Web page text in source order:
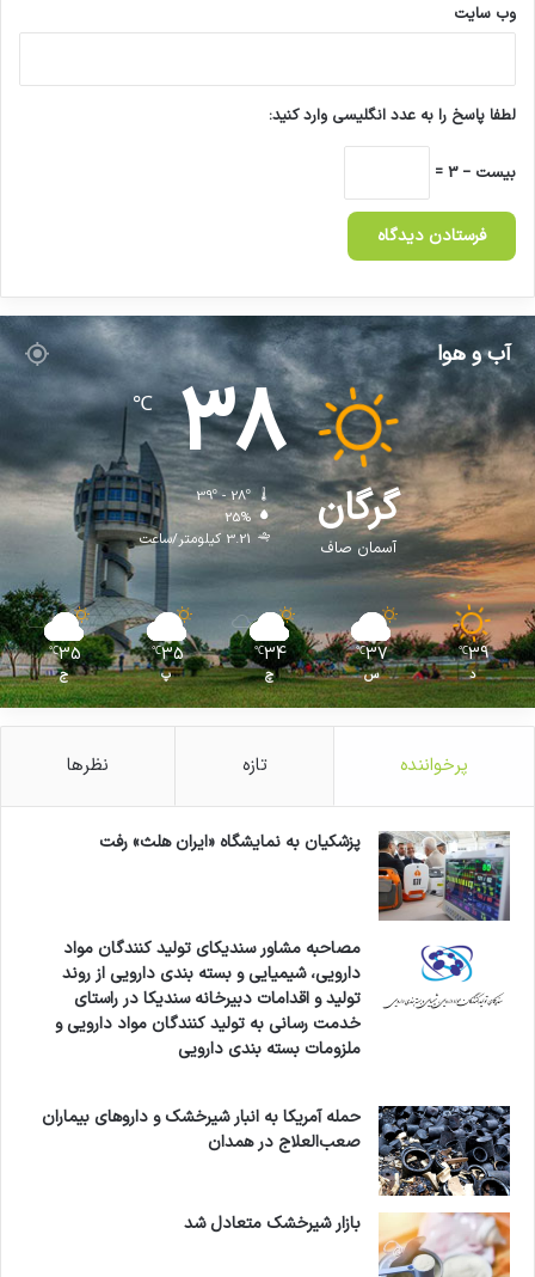
وب‌ سایت
لطفا پاسخ را به عدد انگلیسی وارد کنید:
بیست − 3 =
آب و هوا
گرگان
آسمان صاف
38
℃
39º - 28º
25%
3.21 کیلومتر/ساعت
39
℃
د
37
℃
س
34
℃
چ
35
℃
پ
35
℃
ج
پرخواننده تازه نظرها
پزشکیان به نمایشگاه «ایران هلث» رفت
مصاحبه مشاور سندیکای تولید کنندگان مواد
دارویی، شیمیایی و بسته بندی دارویی از روند
تولید و اقدامات دبیرخانه سندیکا در راستای
خدمت رسانی به تولید کنندگان مواد دارویی و
ملزومات بسته بندی دارویی
حمله آمریکا به انبار شیرخشک و داروهای بیماران
صعب‌العلاج در همدان
بازار شیرخشک متعادل شد